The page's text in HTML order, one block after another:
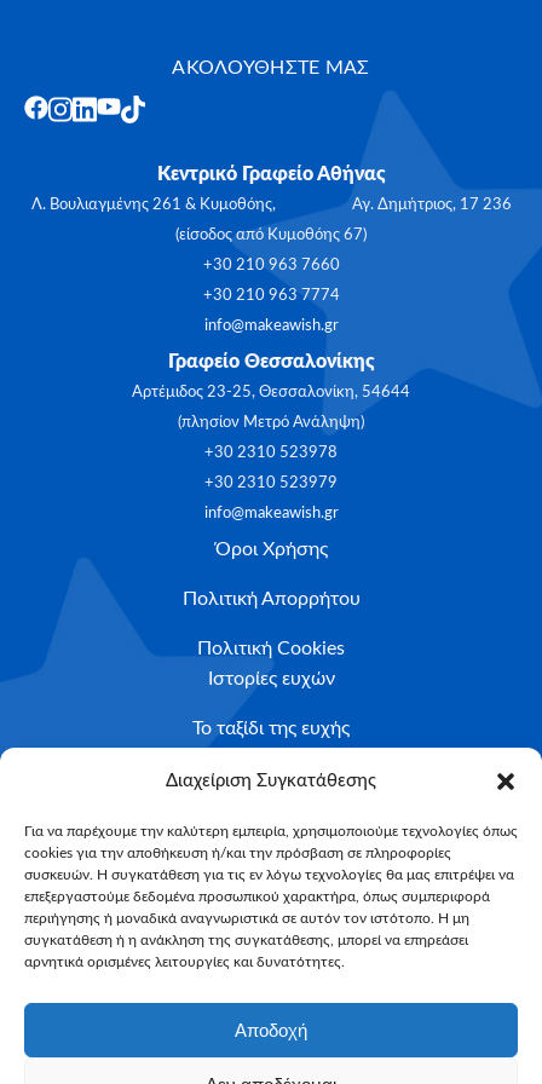
Διαχείριση Συγκατάθεσης
Για να παρέχουμε την καλύτερη εμπειρία, χρησιμοποιούμε τεχνολογίες όπως
cookies για την αποθήκευση ή/και την πρόσβαση σε πληροφορίες
συσκευών. Η συγκατάθεση για τις εν λόγω τεχνολογίες θα μας επιτρέψει να
επεξεργαστούμε δεδομένα προσωπικού χαρακτήρα, όπως συμπεριφορά
περιήγησης ή μοναδικά αναγνωριστικά σε αυτόν τον ιστότοπο. Η μη
συγκατάθεση ή η ανάκληση της συγκατάθεσης, μπορεί να επηρεάσει
αρνητικά ορισμένες λειτουργίες και δυνατότητες.
Αποδοχή
ΑΚΟΛΟΥΘΗΣΤΕ ΜΑΣ
Κεντρικό Γραφείο Αθήνας
Λ. Βουλιαγμένης 261 & Κυμοθόης, Αγ. Δημήτριος, 17 236
(είσοδος από Κυμοθόης 67)
+30 210 963 7660
+30 210 963 7774
info@makeawish.gr
Γραφείο Θεσσαλονίκης
Αρτέμιδος 23-25, Θεσσαλονίκη, 54644
(πλησίον Μετρό Ανάληψη)
+30 2310 523978
+30 2310 523979
info@makeawish.gr
Όροι Χρήσης
Πολιτική Απορρήτου
Πολιτική Cookies
Ιστορίες ευχών
Το ταξίδι της ευχής
Κριτήρια Καταλληλότητας
Υποβολή Αιτήματος
NEWSLETTER
Email*